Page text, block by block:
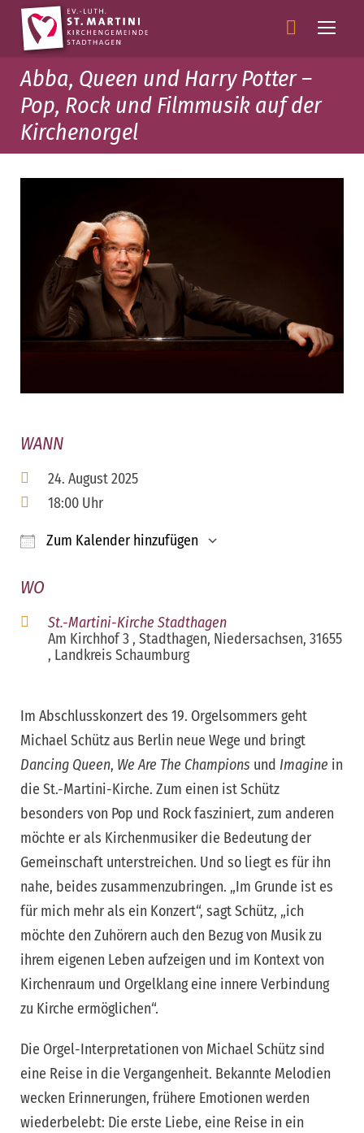
Abba, Queen und Harry Potter –
Pop, Rock und Filmmusik auf der
Kirchenorgel
WANN
24. August 2025
18:00 Uhr
Zum Kalender hinzufügen
WO
St.-Martini-Kirche Stadthagen
Am Kirchhof 3 , Stadthagen, Niedersachsen, 31655
, Landkreis Schaumburg
Im Abschlusskonzert des 19. Orgelsommers geht
Michael Schütz aus Berlin neue Wege und bringt
Dancing Queen, We Are The Champions und Imagine in
die St.-Martini-Kirche. Zum einen ist Schütz
besonders von Pop und Rock fasziniert, zum anderen
möchte er als Kirchenmusiker die Bedeutung der
Gemeinschaft unterstreichen. Und so liegt es für ihn
nahe, beides zusammenzubringen. „Im Grunde ist es
für mich mehr als ein Konzert“, sagt Schütz, „ich
möchte den Zuhörern auch den Bezug von Musik zu
ihrem eigenen Leben aufzeigen und im Kontext von
Kirchenraum und Orgelklang eine innere Verbindung
zu Kirche ermöglichen“.
Die Orgel-Interpretationen von Michael Schütz sind
eine Reise in die Vergangenheit. Bekannte Melodien
wecken Erinnerungen, frühere Emotionen werden
wiederbelebt: Die erste Liebe, eine Reise in ein